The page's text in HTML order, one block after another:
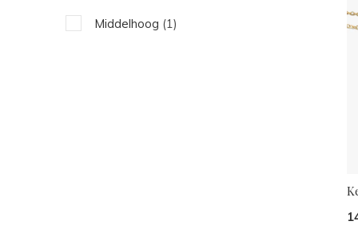
Middelhoog (1)